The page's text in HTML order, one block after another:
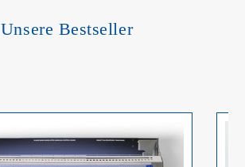
Unsere Bestseller